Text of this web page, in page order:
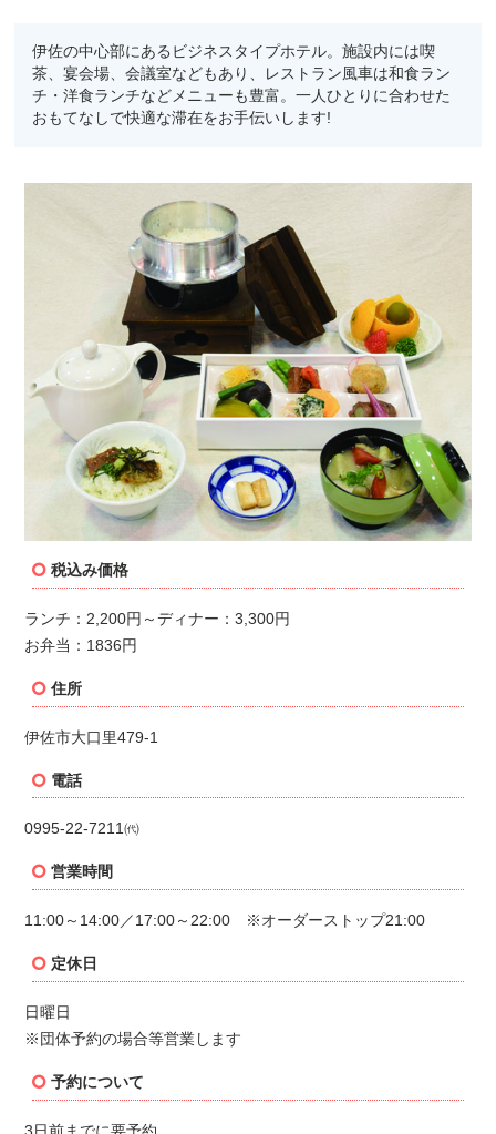
伊佐の中心部にあるビジネスタイプホテル。施設内には喫
茶、宴会場、会議室などもあり、レストラン風車は和食ラン
チ・洋食ランチなどメニューも豊富。一人ひとりに合わせた
おもてなしで快適な滞在をお手伝いします!
税込み価格
ランチ：2,200円～ディナー：3,300円
お弁当：1836円
住所
伊佐市大口里479-1
電話
0995-22-7211㈹
営業時間
11:00～14:00／17:00～22:00 ※オーダーストップ21:00
定休日
日曜日
※ 団体予約の場合等営業します
予約について